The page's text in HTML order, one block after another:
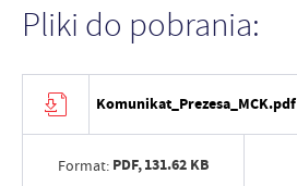
Pliki do pobrania:
Komunikat_Prezesa_MCK.pdf
Format: PDF,131.62 KB